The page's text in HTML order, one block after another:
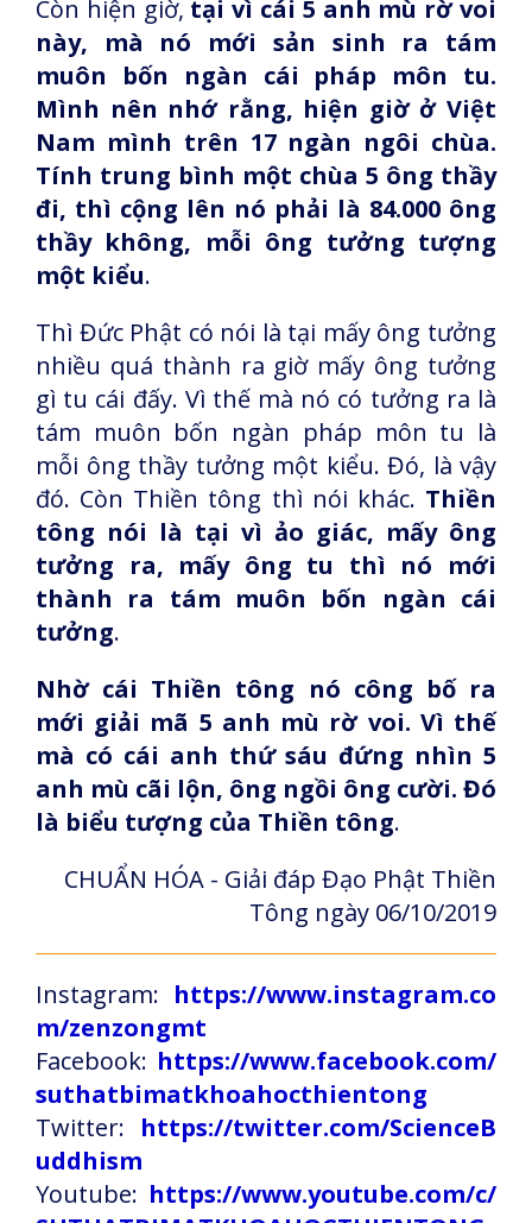
Còn hiện giờ, tại vì cái 5 anh mù rờ voi
này, mà nó mới sản sinh ra tám
muôn bốn ngàn cái pháp môn tu.
Mình nên nhớ rằng, hiện giờ ở Việt
Nam mình trên 17 ngàn ngôi chùa.
Tính trung bình một chùa 5 ông thầy
đi, thì cộng lên nó phải là 84.000 ông
thầy không, mỗi ông tưởng tượng
một kiểu.
Thì Đức Phật có nói là tại mấy ông tưởng
nhiều quá thành ra giờ mấy ông tưởng
gì tu cái đấy. Vì thế mà nó có tưởng ra là
tám muôn bốn ngàn pháp môn tu là
mỗi ông thầy tưởng một kiểu. Đó, là vậy
đó. Còn Thiền tông thì nói khác. Thiền
tông nói là tại vì ảo giác, mấy ông
tưởng ra, mấy ông tu thì nó mới
thành ra tám muôn bốn ngàn cái
tưởng.
Nhờ cái Thiền tông nó công bố ra
mới giải mã 5 anh mù rờ voi. Vì thế
mà có cái anh thứ sáu đứng nhìn 5
anh mù cãi lộn, ông ngồi ông cười. Đó
là biểu tượng của Thiền tông.
CHUẨN HÓA - Giải đáp Đạo Phật Thiền
Tông ngày 06/10/2019
Instagram: https://www.instagram.co
m/zenzongmt
Facebook: https://www.facebook.com/
suthatbimatkhoahocthientong
Twitter: https://twitter.com/ScienceB
uddhism
Youtube: https://www.youtube.com/c/